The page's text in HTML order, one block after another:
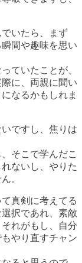
いたら、まず
間や趣味を思い
ていたことが、
に、両親に聞い
なるかもしれま
ですし、焦りは
そこで学んだこ
ないし、やりた
。
真剣に考えてる
択であれ、素敵
れがもし、自分
やり直すチャン